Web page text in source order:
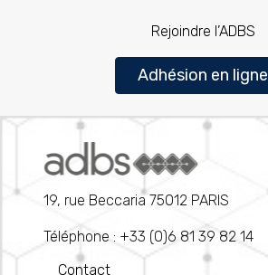
Rejoindre l’ADBS
Adhésion en ligne
19, rue Beccaria 75012 PARIS
Téléphone : +33 (0)6 81 39 82 14
Contact